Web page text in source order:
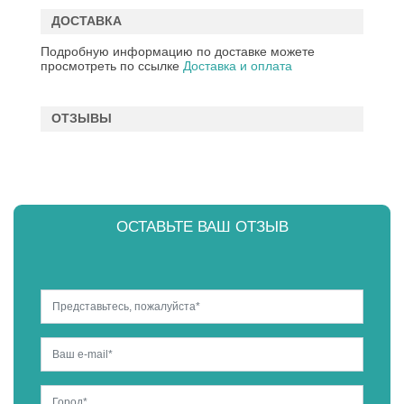
ДОСТАВКА
Подробную информацию по доставке можете
просмотреть по ссылке Доставка и оплата
ОТЗЫВЫ
ОСТАВЬТЕ ВАШ ОТЗЫВ